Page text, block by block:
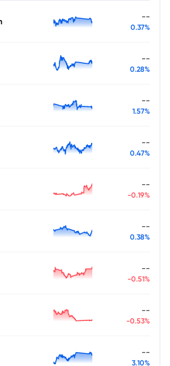
--
0.37%
--
0.28%
--
1.57%
--
0.47%
--
-0.19%
--
0.38%
--
-0.51%
--
-0.53%
--
3.10%